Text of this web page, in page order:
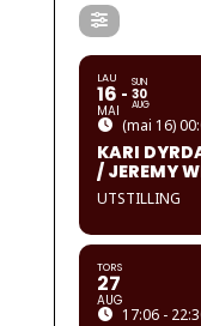
LAU
16
MAI
SUN
30
AUG
(mai 16)
KARI
/ JEREMY
UTSTILLING
TORS
27
AUG
17:06 -